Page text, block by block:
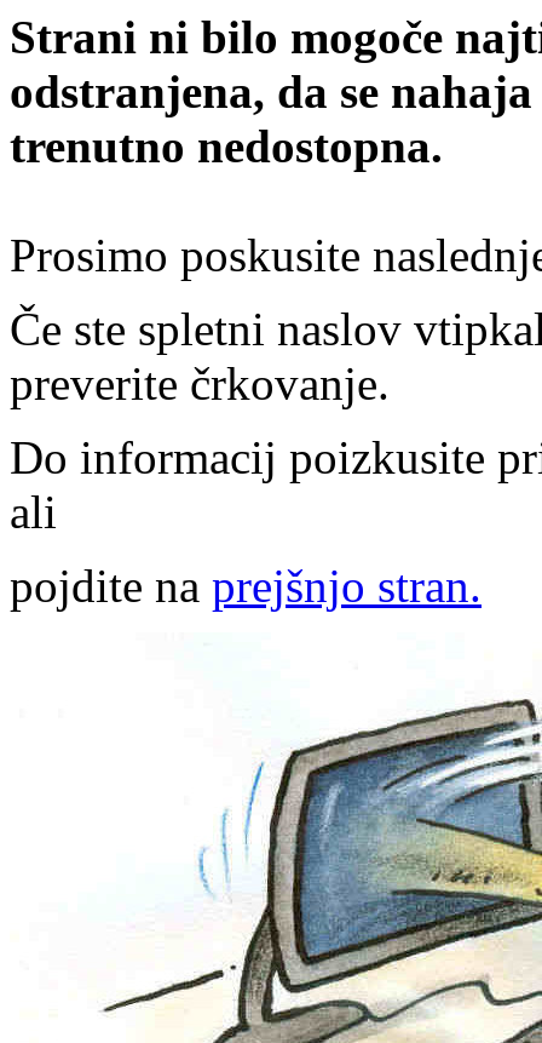
Strani ni bilo mogoče
odstranjena, da se
trenutno nedostopna.
Prosimo poskusite
Če ste spletni naslov
preverite črkovanje.
Do informacij poizkusite
ali
pojdite na prejšnjo stran.